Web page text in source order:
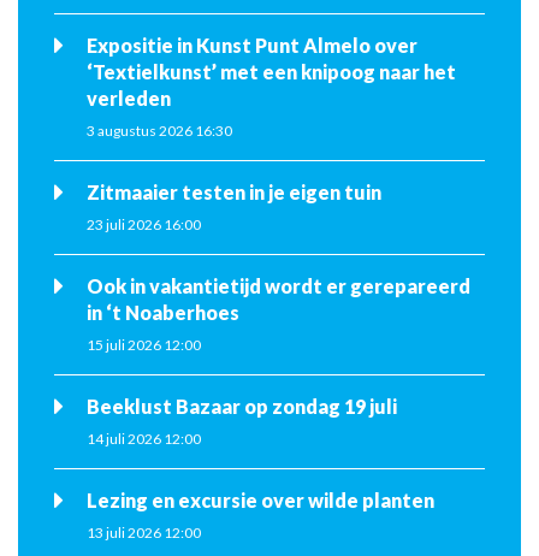
Expositie in Kunst Punt Almelo over
‘Textielkunst’ met een knipoog naar het
verleden
3 augustus 2026 16:30
Zitmaaier testen in je eigen tuin
23 juli 2026 16:00
Ook in vakantietijd wordt er gerepareerd
in ‘t Noaberhoes
15 juli 2026 12:00
Beeklust Bazaar op zondag 19 juli
14 juli 2026 12:00
Lezing en excursie over wilde planten
13 juli 2026 12:00